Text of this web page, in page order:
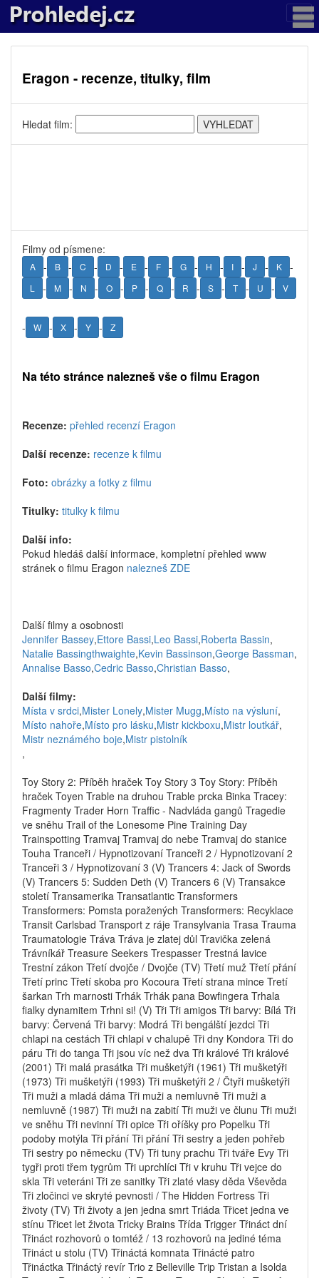
Eragon - recenze, titulky, film
Hledat film:
Filmy od písmene:
A - B - C - D - E - F - G - H - I - J - K -
L - M - N - O - P - Q - R - S - T - U - V
- W - X - Y - Z
Na této stránce nalezneš vše o filmu Eragon
Recenze: přehled recenzí Eragon
Další recenze: recenze k filmu
Foto: obrázky a fotky z filmu
Titulky: titulky k filmu
Další info:
Pokud hledáš další informace, kompletní přehled www
stránek o filmu Eragon nalezneš ZDE
Další filmy a osobnosti
Jennifer Bassey,Ettore Bassi,Leo Bassi,Roberta Bassin,
Natalie Bassingthwaighte,Kevin Bassinson,George Bassman,
Annalise Basso,Cedric Basso,Christian Basso,
Další filmy:
Místa v srdci,Mister Lonely,Mister Mugg,Místo na výsluní,
Místo nahoře,Místo pro lásku,Mistr kickboxu,Mistr loutkář,
Mistr neznámého boje,Mistr pistolník
,
Toy Story 2: Příběh hraček Toy Story 3 Toy Story: Příběh
hraček Toyen Trable na druhou Trable prcka Binka Tracey:
Fragmenty Trader Horn Traffic - Nadvláda gangů Tragedie
ve sněhu Trail of the Lonesome Pine Training Day
Trainspotting Tramvaj Tramvaj do nebe Tramvaj do stanice
Touha Tranceři / Hypnotizovaní Tranceři 2 / Hypnotizovaní 2
Tranceři 3 / Hypnotizovaní 3 (V) Trancers 4: Jack of Swords
(V) Trancers 5: Sudden Deth (V) Trancers 6 (V) Transakce
století Transamerika Transatlantic Transformers
Transformers: Pomsta poražených Transformers: Recyklace
Transit Carlsbad Transport z ráje Transylvania Trasa Trauma
Traumatologie Tráva Tráva je zlatej důl Travička zelená
Trávníkář Treasure Seekers Trespasser Trestná lavice
Trestní zákon Třetí dvojče / Dvojče (TV) Třetí muž Třetí přání
Třetí princ Třetí skoba pro Kocoura Třetí strana mince Tretí
šarkan Trh marnosti Trhák Trhák pana Bowfingera Trhala
fialky dynamitem Trhni si! (V) Tři Tři amigos Tři barvy: Bílá Tři
barvy: Červená Tři barvy: Modrá Tři bengálští jezdci Tři
chlapi na cestách Tři chlapi v chalupě Tři dny Kondora Tři do
páru Tři do tanga Tři jsou víc než dva Tři králové Tři králové
(2001) Tři malá prasátka Tři mušketýři (1961) Tři mušketýři
(1973) Tři mušketýři (1993) Tři mušketýři 2 / Čtyři mušketýři
Tři muži a mladá dáma Tři muži a nemluvně Tři muži a
nemluvně (1987) Tři muži na zabití Tři muži ve člunu Tři muži
ve sněhu Tři nevinní Tři opice Tři oříšky pro Popelku Tři
podoby motýla Tři přání Tři přání Tři sestry a jeden pohřeb
Tři sestry po německu (TV) Tři tuny prachu Tři tváře Evy Tři
tygři proti třem tygrům Tři uprchlíci Tři v kruhu Tři vejce do
skla Tři veteráni Tři ze sanitky Tři zlaté vlasy děda Vševěda
Tři zločinci ve skryté pevnosti / The Hidden Fortress Tři
životy (TV) Tři životy a jen jedna smrt Triáda Třicet jedna ve
stínu Třicet let života Tricky Brains Třída Trigger Třináct dní
Třináct rozhovorů o tomtéž / 13 rozhovorů na jediné téma
Třináct u stolu (TV) Třináctá komnata Třinácté patro
Třináctka Třináctý revír Trio z Belleville Trip Tristan a Isolda